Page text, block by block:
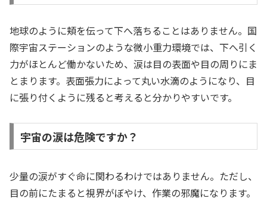
地球のように頬を伝って下へ落ちることはありません。国
際宇宙ステーションのような微小重力環境では、下へ引く
力がほとんど働かないため、涙は目の表面や目の周りにま
とまります。表面張力によって丸い水滴のようになり、目
に張り付くように残ると考えると分かりやすいです。
宇宙の涙は危険ですか？
少量の涙がすぐ命に関わるわけではありません。ただし、
目の前にたまると視界がぼやけ、作業の邪魔になります。